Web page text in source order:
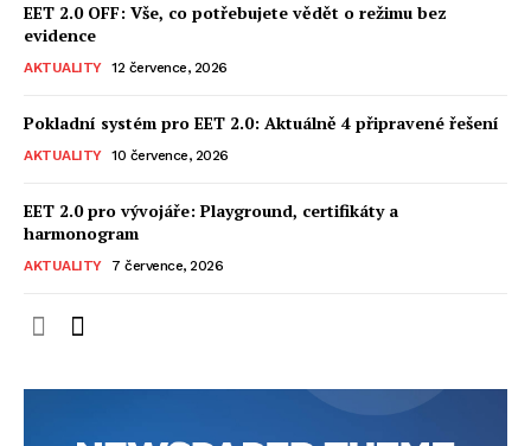
EET 2.0 OFF: Vše, co potřebujete vědět o režimu bez
evidence
AKTUALITY 12 července, 2026
Pokladní systém pro EET 2.0: Aktuálně 4 připravené řešení
AKTUALITY 10 července, 2026
EET 2.0 pro vývojáře: Playground, certifikáty a
harmonogram
AKTUALITY 7 července, 2026